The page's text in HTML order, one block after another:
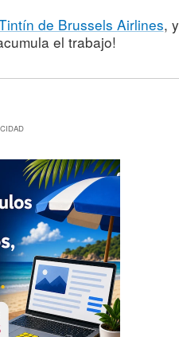
de Brussels Airlines, y
el trabajo!